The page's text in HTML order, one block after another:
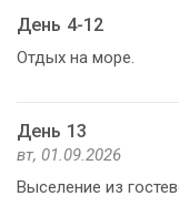
День 4-12
Отдых на море.
День 13
вт, 01.09.2026
Выселение из